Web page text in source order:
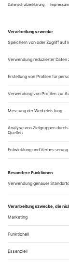
zuletzt mit dieser
erzielte die
Erfolge. Ob Zufall
wurde diese Oper
Vorschau und
Klangtüftler
Kein Zweifel, er
Aagaard-Nilsen
Komposition
verknüpft er in
einem
Ibsen-Vertonung
Stimmakrobatin
In...
Über uns